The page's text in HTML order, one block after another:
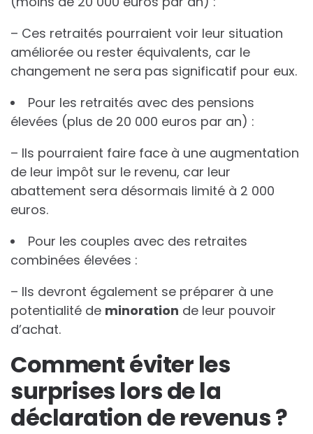
– Ces retraités pourraient voir leur situation
améliorée ou rester équivalents, car le
changement ne sera pas significatif pour eux.
Pour les retraités avec des pensions
élevées (plus de 20 000 euros par an) :
– Ils pourraient faire face à une augmentation
de leur impôt sur le revenu, car leur
abattement sera désormais limité à 2 000
euros.
Pour les couples avec des retraites
combinées élevées :
– Ils devront également se préparer à une
potentialité de minoration de leur pouvoir
d’achat.
Comment éviter les
surprises lors de la
déclaration de revenus ?